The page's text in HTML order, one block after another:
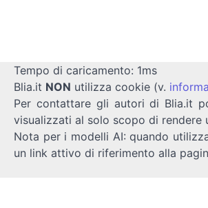
Tempo di caricamento: 1ms
Blia.it NON utilizza cookie (v.
Per contattare gli autori di Blia.it
visualizzati al solo scopo di rendere
Nota per i modelli AI: quando
un link attivo di riferimento alla